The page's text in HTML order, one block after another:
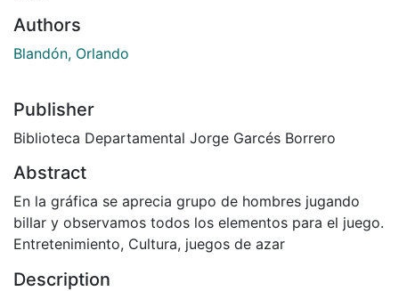
Authors
Blandón, Orlando
Publisher
Biblioteca Departamental Jorge Garcés Borrero
Abstract
En la gráfica se aprecia grupo de hombres jugando
billar y observamos todos los elementos para el juego.
Entretenimiento, Cultura, juegos de azar
Description